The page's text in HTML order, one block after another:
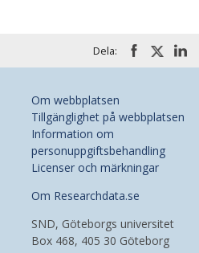
Dela:
Om webbplatsen
Tillgänglighet på webbplatsen
Information om
personuppgiftsbehandling
Licenser och märkningar
Om Researchdata.se
SND, Göteborgs universitet
Box 468, 405 30 Göteborg